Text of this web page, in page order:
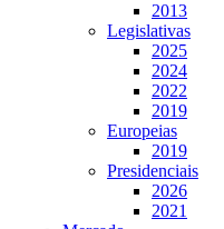
2013
Legislativas
2025
2024
2022
2019
Europeias
2019
Presidenciais
2026
2021